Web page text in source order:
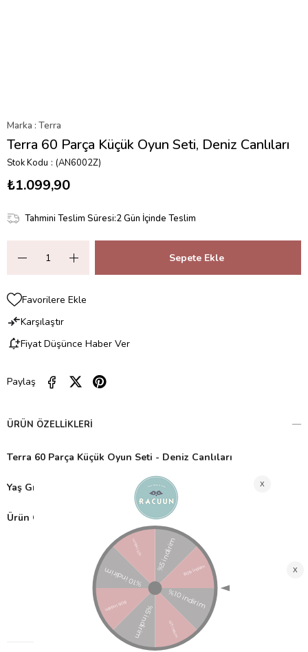
Marka : Terra
Terra 60 Parça Küçük Oyun Seti, Deniz Canlıları
Stok Kodu (AN6002Z)
₺1.099,90
Tahmini Teslim Süresi:2 Gün İçinde Teslim
Favorilere Ekle
Karşılaştır
Fiyat Düşünce Haber Ver
Paylaş
ÜRÜN ÖZELLIKLERI
Terra 60 Parça Küçük Oyun Seti - Deniz Canlıları
Yaş Grubu: 3 Yaş ve üzeri için uygundur.
Ürün Özellikleri:
Terra Oyun Setleri
12 farklı minyatür hayvandan oluşan 60 Parça deniz
hayvanları seti.
Parça büyüklükleri 3-5 cm
Kutu Ölçüleri: 10x10x14 cm
Yüksek kalitede plastikten üretilmiştir.